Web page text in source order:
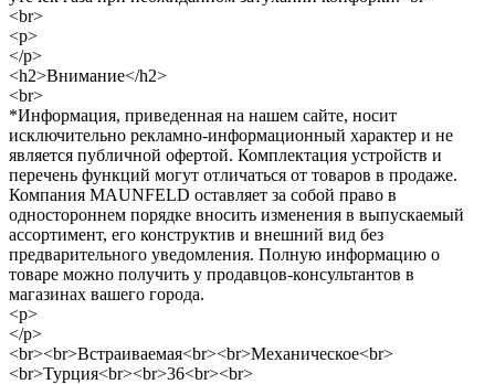
<br>
<p>
</p>
<h2>Внимание</h2>
<br>
*Информация, приведенная на нашем сайте, носит
исключительно рекламно-информационный характер и не
является публичной офертой. Комплектация устройств и
перечень функций могут отличаться от товаров в продаже.
Компания MAUNFELD оставляет за собой право в
одностороннем порядке вносить изменения в выпускаемый
ассортимент, его конструктив и внешний вид без
предварительного уведомления. Полную информацию о
товаре можно получить у продавцов-консультантов в
магазинах вашего города.
<p>
</p>
<br><br>Встраиваемая<br><br>Механическое<br>
<br>Турция<br><br>36<br><br>